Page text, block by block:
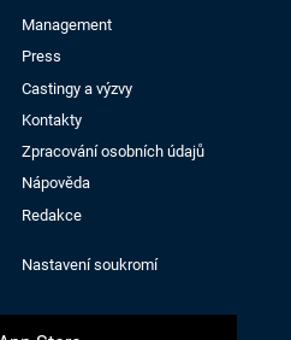
Management
Press
Castingy a výzvy
Kontakty
Zpracování osobních údajů
Nápověda
Redakce
Nastavení soukromí